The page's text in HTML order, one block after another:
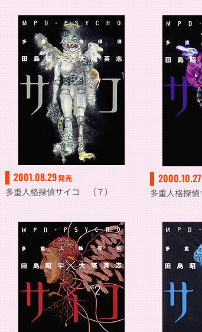
2001.08.29発売
多重人格探偵サイコ （７）
2000.10.27
多重人格探